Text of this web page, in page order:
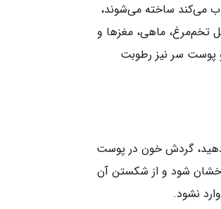
می‌کند ساخته می‌شوند،
تخم‌مرغ، ماهی، مغزها و
سر نیز رطوبت
گردش خون در پوست
شود و از شکستن آن
نشود.